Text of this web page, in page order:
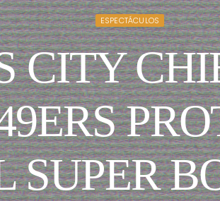
ESPECTÁCULOS
CITY
SUPER